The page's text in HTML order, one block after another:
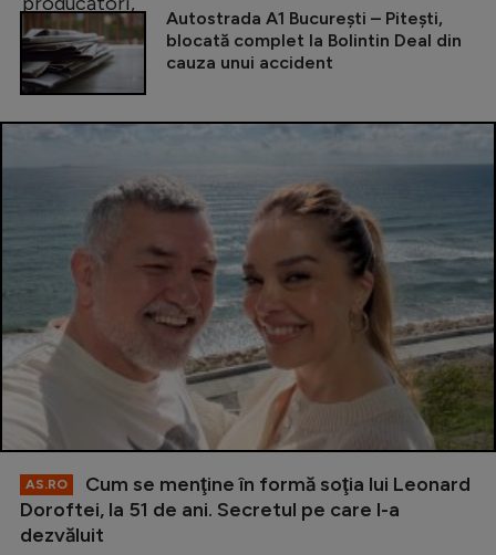
Autostrada A1 București – Pitești,
blocată complet la Bolintin Deal din
cauza unui accident
AS.RO
Cum se menţine în formă soţia lui Leonard
Doroftei, la 51 de ani. Secretul pe care l-a
dezvăluit